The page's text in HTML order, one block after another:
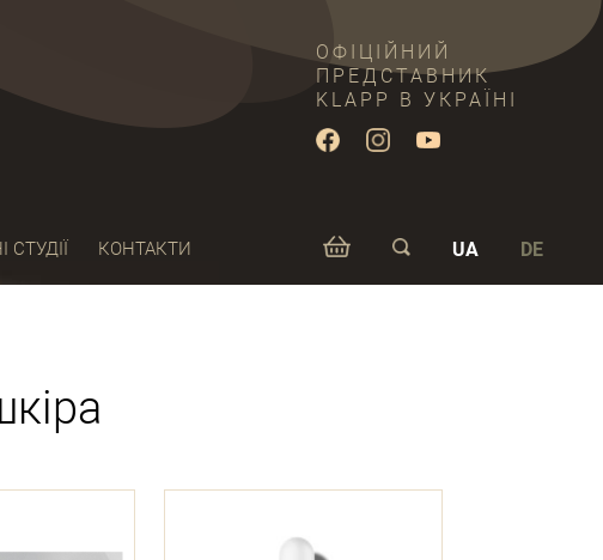
ОФІЦІЙНИЙ
ПРЕДСТАВНИК
KLAPP В УКРАЇНІ
СТУДІЇ КОНТАКТИ UA DE